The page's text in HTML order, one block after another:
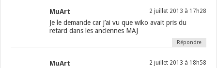
MuArt 2 juillet 2013 à 17h28
Je le demande car j’ai vu que wiko avait pris du
retard dans les anciennes MAJ
Répondre
MuArt 2 juillet 2013 à 18h58